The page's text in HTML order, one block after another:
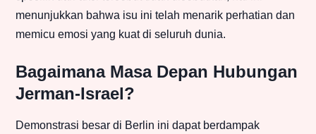
menunjukkan bahwa isu ini telah menarik perhatian dan
memicu emosi yang kuat di seluruh dunia.
Bagaimana Masa Depan Hubungan
Jerman-Israel?
Demonstrasi besar di Berlin ini dapat berdampak